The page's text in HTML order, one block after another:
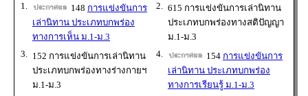
1. 148 การแข่งขันการ
เล่านิทาน ประเภทบกพร่อง
ทางการเห็น ม.1-ม.3
2. 615 การแข่งขันการเล่านิทาน
ประเภทบกพร่องทางสติปัญญา
ม.1-ม.3
3. 152 การแข่งขันการเล่านิทาน
ประเภทบกพร่องทางร่างกายฯ
ม.1-ม.3
4. 154 การแข่งขันการ
เล่านิทาน ประเภทบกพร่อง
ทางการเรียนรู้ ม.1-ม.3